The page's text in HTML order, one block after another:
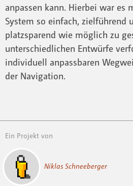
anpassen kann. Hierbei war es
System so einfach, zielführend
platzsparend wie möglich zu
unterschiedlichen Entwürfe
individuell anpassbaren
der Navigation.
Ein Projekt von
Niklas Schneeberger